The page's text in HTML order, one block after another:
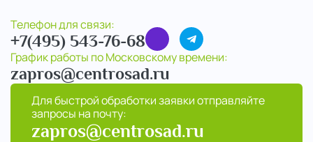
Телефон для связи:
+7(495) 543-76-68
График работы по Московскому времени:
zapros@centrosad.ru
Для быстрой обработки заявки отправляйте
запросы на почту:
zapros@centrosad.ru